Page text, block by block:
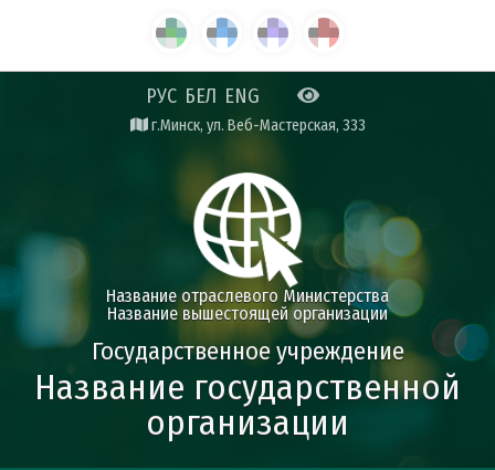
РУС БЕЛ ENG
г.Минск, ул. Веб-Мастерская, 333
Название отраслевого Министерства
Название вышестоящей организации
Государственное учреждение
Название государственной
организации